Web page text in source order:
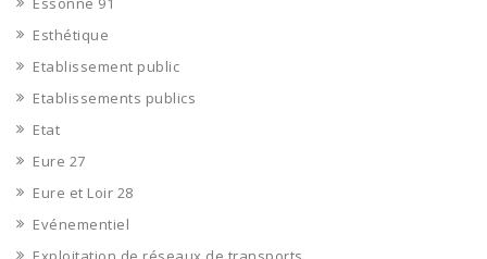
Esthétique
Etablissement public
Etablissements publics
Etat
Eure 27
Eure et Loir 28
Evénementiel